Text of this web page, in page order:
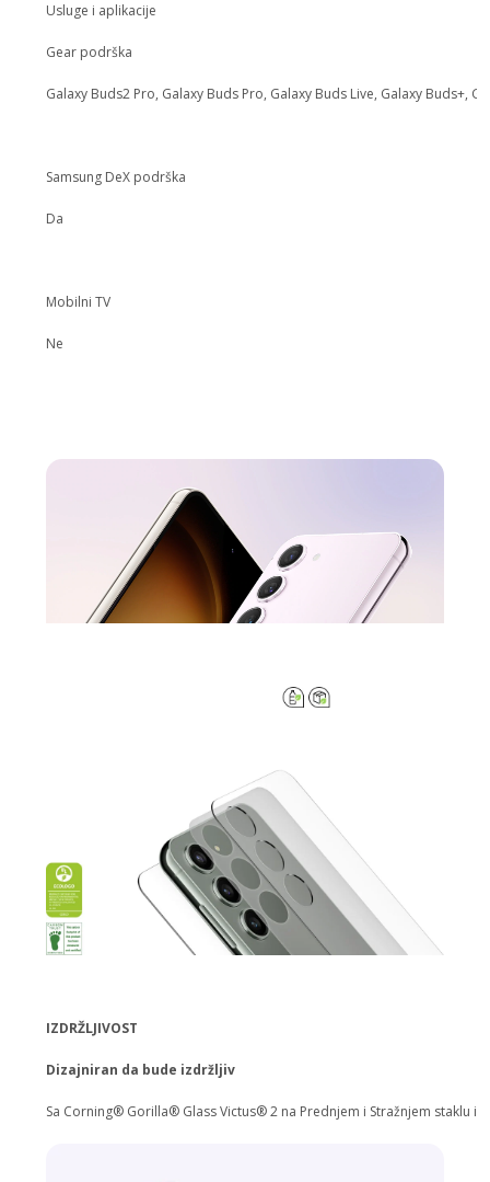
Usluge i aplikacije
Gear podrška
Galaxy Buds2 Pro, Galaxy Buds Pro, Galaxy Buds Live, Galaxy Buds+,
Samsung DeX podrška
Da
Mobilni TV
Ne
IZDRŽLJIVOST
Dizajniran da bude izdržljiv
Sa Corning® Gorilla® Glass Victus® 2 na Prednjem i Stražnjem staklu